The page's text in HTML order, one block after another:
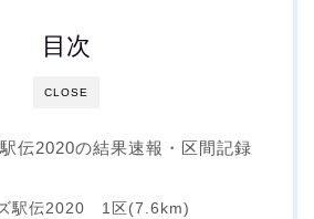
CLOSE
目次
伝2020の結果速報・区間記録
駅伝2020 1区(7.6km)